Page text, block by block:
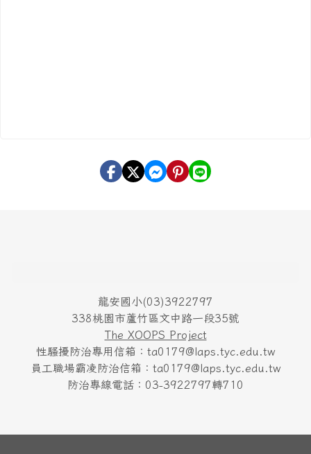
龍安國小(03)3922797
338桃園市蘆竹區文中路一段35號
The XOOPS Project
性騷擾防治專用信箱：ta0179@laps.tyc.edu.tw
員工職場霸凌防治信箱：ta0179@laps.tyc.edu.tw
防治專線電話：03-3922797轉710